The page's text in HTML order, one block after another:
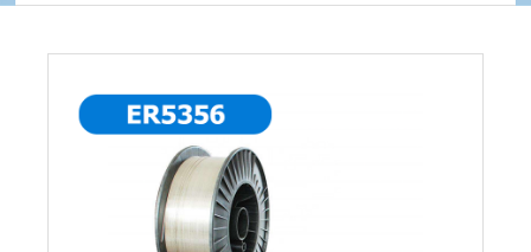
联系我们
English